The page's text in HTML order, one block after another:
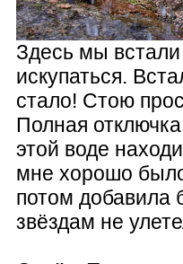
Здесь мы
искупаться.
стало! Стою
Полная
этой воде
мне хорошо
потом добавила
звёздам не